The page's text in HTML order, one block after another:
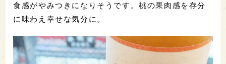
食感がやみつきになりそうです。桃の果肉感を存分
に味わえ幸せな気分に。